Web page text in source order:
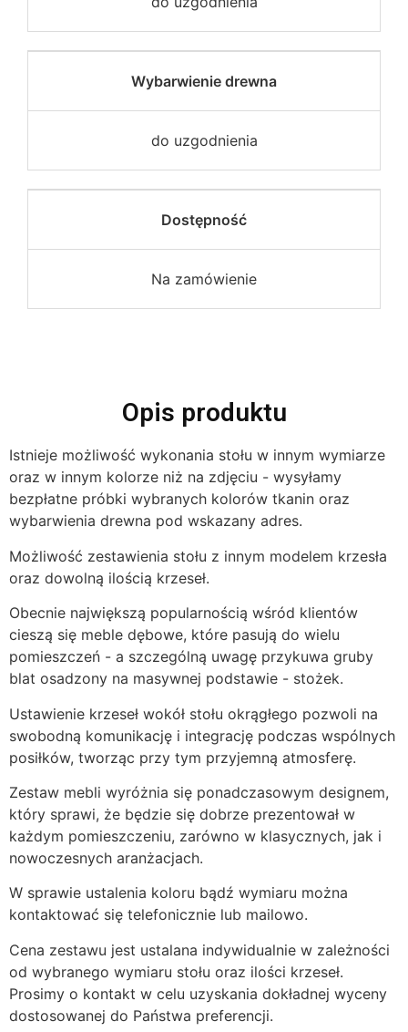
Wybarwienie drewna
do uzgodnienia
Dostępność
Na zamówienie
Opis produktu
Istnieje możliwość wykonania stołu w innym wymiarze
oraz w innym kolorze niż na zdjęciu - wysyłamy
bezpłatne próbki wybranych kolorów tkanin oraz
wybarwienia drewna pod wskazany adres.
Możliwość zestawienia stołu z innym modelem krzesła
oraz dowolną ilością krzeseł.
Obecnie największą popularnością wśród klientów
cieszą się meble dębowe, które pasują do wielu
pomieszczeń - a szczególną uwagę przykuwa gruby
blat osadzony na masywnej podstawie - stożek.
Ustawienie krzeseł wokół stołu okrągłego pozwoli na
swobodną komunikację i integrację podczas wspólnych
posiłków, tworząc przy tym przyjemną atmosferę.
Zestaw mebli wyróżnia się ponadczasowym designem,
który sprawi, że będzie się dobrze prezentował w
każdym pomieszczeniu, zarówno w klasycznych, jak i
nowoczesnych aranżacjach.
W sprawie ustalenia koloru bądź wymiaru można
kontaktować się telefonicznie lub mailowo.
Cena zestawu jest ustalana indywidualnie w zależności
od wybranego wymiaru stołu oraz ilości krzeseł.
Prosimy o kontakt w celu uzyskania dokładnej wyceny
dostosowanej do Państwa preferencji.